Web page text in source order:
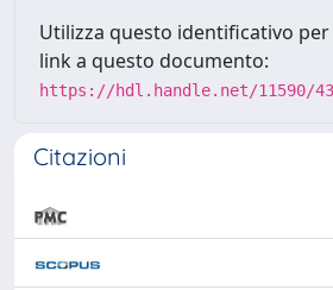
Utilizza questo identificativo
link a questo documento:
https://hdl.handle.net/11590/
Citazioni